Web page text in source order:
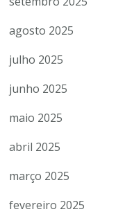
agosto 2025
julho 2025
junho 2025
maio 2025
abril 2025
março 2025
fevereiro 2025